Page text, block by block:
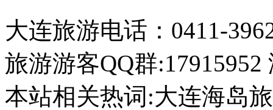
大连旅游电话：0411-
旅游游客QQ群
本站相关热词:大连海岛